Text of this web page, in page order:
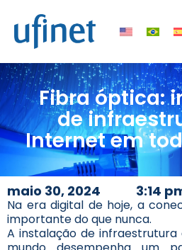
para
conteúdo
Fibra óptica:
de
Internet em
maio 30, 2024 3:14
Na era digital de hoje, a
importante do que nunca.
A instalação de